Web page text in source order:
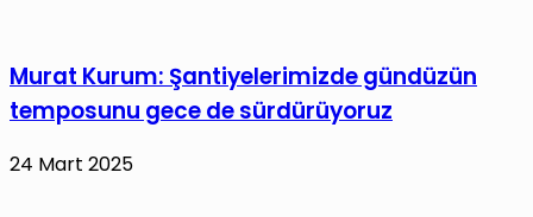
Murat Kurum: Şantiyelerimizde gündüzün
temposunu gece de sürdürüyoruz
24 Mart 2025